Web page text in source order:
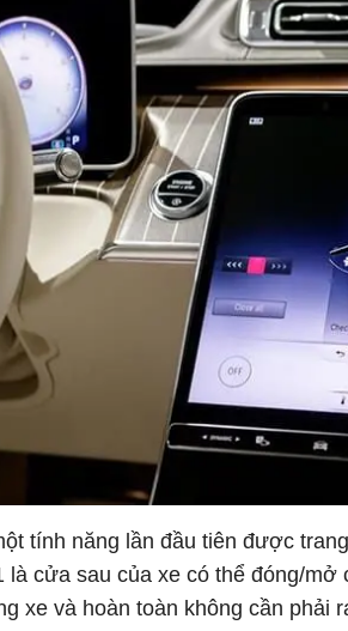
tính năng lần đầu tiên được
là cửa sau của xe có thể đóng/mở
xe và hoàn toàn không cần phải